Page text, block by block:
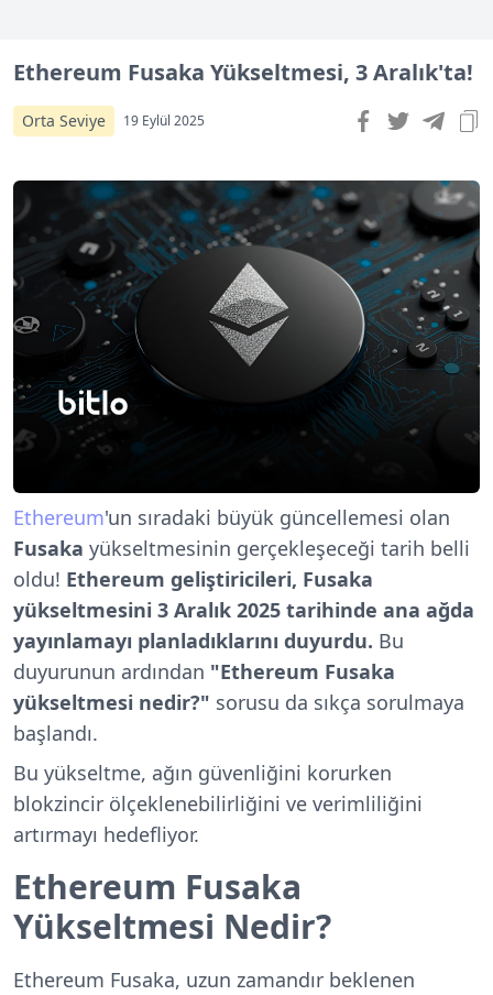
Ethereum Fusaka Yükseltmesi, 3 Aralık'ta!
Orta Seviye 19 Eylül 2025
Ethereum'un sıradaki büyük güncellemesi olan
Fusaka yükseltmesinin gerçekleşeceği tarih belli
oldu! Ethereum geliştiricileri, Fusaka
yükseltmesini 3 Aralık 2025 tarihinde ana ağda
yayınlamayı planladıklarını duyurdu. Bu
duyurunun ardından "Ethereum Fusaka
yükseltmesi nedir?" sorusu da sıkça sorulmaya
başlandı.
Bu yükseltme, ağın güvenliğini korurken
blokzincir ölçeklenebilirliğini ve verimliliğini
artırmayı hedefliyor.
Ethereum Fusaka
Yükseltmesi Nedir?
Ethereum Fusaka, uzun zamandır beklenen